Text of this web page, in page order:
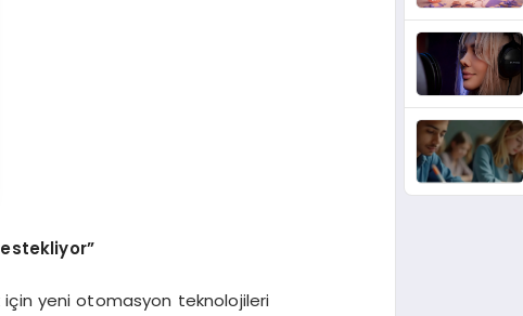
için yeni otomasyon teknolojileri